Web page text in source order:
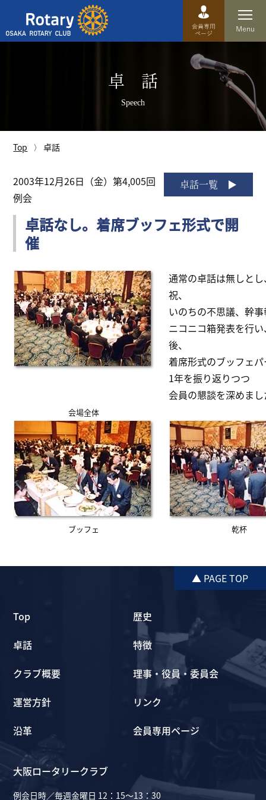
運営方針
歴史
特徴
理事・役員・委員会
リンク
会員専用ページ
English
卓 話
Speech
Top 卓話
卓話一覧
2003年12月26日（金）第4,005回
例会
卓話なし。着席ブッフェ形式で開
催
通常の卓話は無しと
祝、
いのちの不思議、幹
ニコニコ箱発表を行
後、
着席形式のブッフェ
1年を振り返りつつ
会員の懇談を深めま
会場全体
ブッフェ 乾杯
▲ PAGE TOP
Top
卓話
クラブ概要
運営方針
沿革
歴史
特徴
理事・役員・委員会
リンク
会員専用ページ
大阪ロータリークラブ
例会日時／毎週金曜日 12：15～13：30